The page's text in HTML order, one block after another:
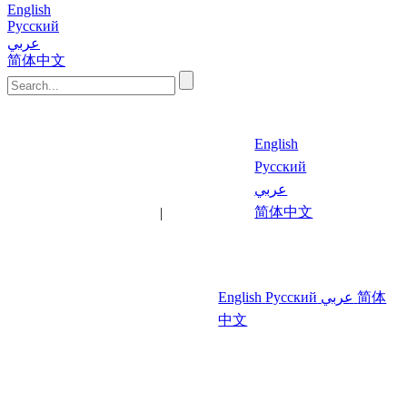
English
Русский
عربي
简体中文
English
Русский
عربي
简体中文
English Русский عربي 简体
中文
|